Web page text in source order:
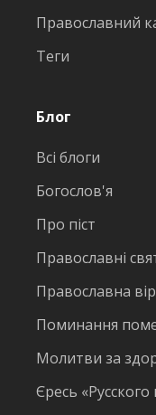
Православний
Теги
Блог
Всі блоги
Богослов'я
Про піст
Православні
Православна
Поминання
Молитви за
Єресь